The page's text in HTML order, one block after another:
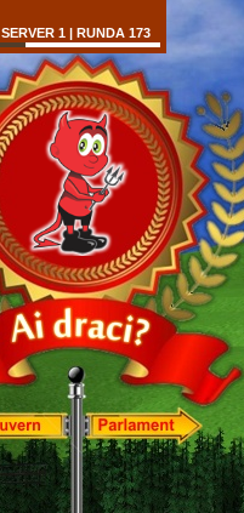
SERVER 1 | RUNDA 173